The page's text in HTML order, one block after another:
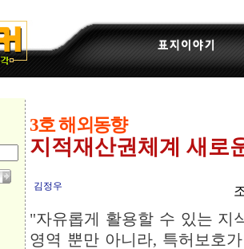
3호 해외동향
지적재산권체계 새로
김정우
"자유롭게 활용할 수 있는 지
영역 뿐만 아니라, 특허보호